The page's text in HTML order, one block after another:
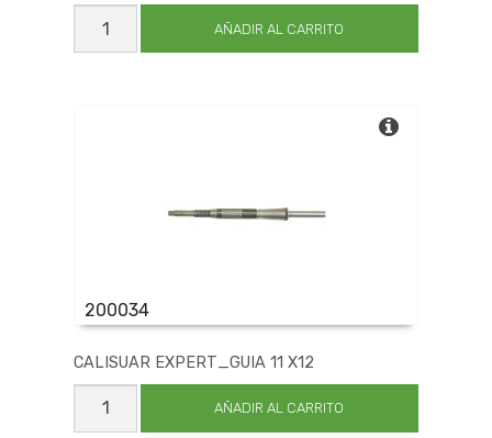
FRESA
PUNTA
CILIND
AÑADIR AL CARRITO
200034
CALISUAR EXPERT_GUIA 11 X12
CALISUAR
EXPERT_GUIA
11
AÑADIR AL CARRITO